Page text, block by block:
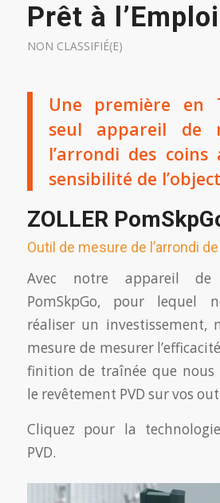
Prêt à l’Emploi
NON CLASSIFIÉ(E)
Une première en
seul appareil de
l’arrondi des coins
sensibilité de
ZOLLER
Outil de mesure de l’arrondi
Avec notre appareil de
PomSkpGo, pour lequel
réaliser un investissement,
mesure de mesurer
finition de traînée que nous
le revêtement PVD sur vos
Cliquez pour la
PVD.